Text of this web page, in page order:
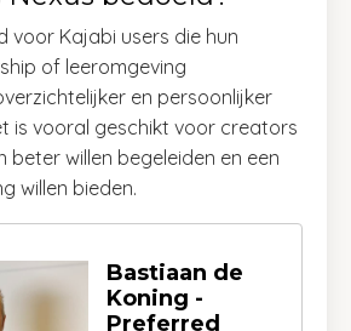
voor Kajabi users die hun
of leeromgeving
en persoonlijker
is vooral geschikt voor creators
beter willen begeleiden en een
willen bieden.
Bastiaan de
Koning -
Preferred